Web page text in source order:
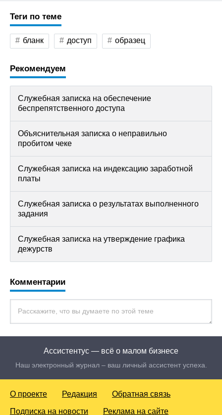
Теги по теме
бланк доступ образец
Рекомендуем
Служебная записка на обеспечение
беспрепятственного доступа
Объяснительная записка о неправильно
пробитом чеке
Служебная записка на индексацию заработной
платы
Служебная записка о результатах выполненного
задания
Служебная записка на утверждение графика
дежурств
Комментарии
Ассистентус — всё о малом бизнесе
Наш электронный журнал – ваш личный ассистент успеха.
О проекте Редакция Обратная связь
Подписка на новости Реклама на сайте